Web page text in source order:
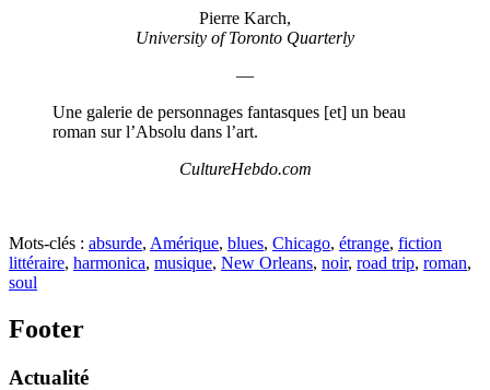
Pierre Karch,
University of Toronto Quarterly
—
Une galerie de personnages fantasques [et] un beau
roman sur l’Absolu dans l’art.
CultureHebdo.com
Mots-clés : absurde, Amérique, blues, Chicago, étrange, fiction
littéraire, harmonica, musique, New Orleans, noir, road trip, roman,
soul
Footer
Actualité